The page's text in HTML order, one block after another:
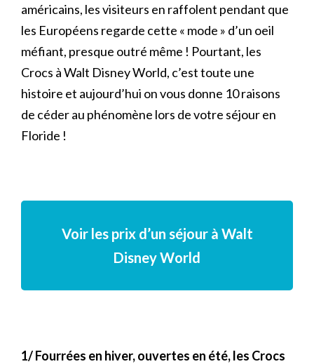
américains, les visiteurs en raffolent pendant que
les Européens regarde cette « mode » d’un oeil
méfiant, presque outré même ! Pourtant, les
Crocs à Walt Disney World, c’est toute une
histoire et aujourd’hui on vous donne 10 raisons
de céder au phénomène lors de votre séjour en
Floride !
Voir les prix d’un séjour à Walt
Disney World
1/ Fourrées en hiver, ouvertes en été, les Crocs